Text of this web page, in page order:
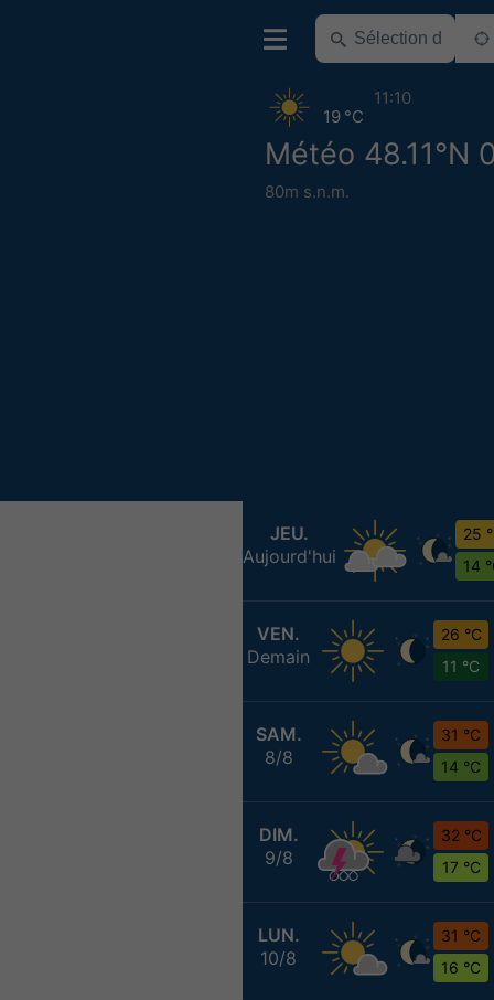
Météo 48.11°N
80m s.n.m.
19 °C
11:10
JEU.
Aujourd'hui
25
14
VEN.
Demain
26 °C
11 °C
SAM.
8/8
31 °C
14 °C
DIM.
9/8
32 °C
17 °C
LUN.
10/8
31 °C
16 °C